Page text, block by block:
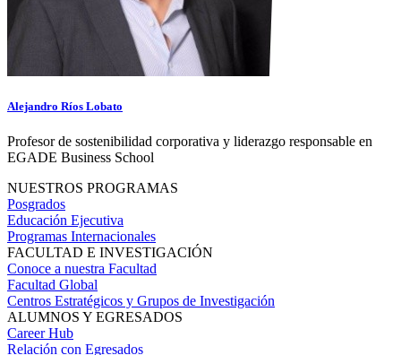
Alejandro Ríos Lobato
Profesor de sostenibilidad corporativa y liderazgo responsable en
EGADE Business School
NUESTROS PROGRAMAS
Posgrados
Educación Ejecutiva
Programas Internacionales
FACULTAD E INVESTIGACIÓN
Conoce a nuestra Facultad
Facultad Global
Centros Estratégicos y Grupos de Investigación
ALUMNOS Y EGRESADOS
Career Hub
Relación con Egresados